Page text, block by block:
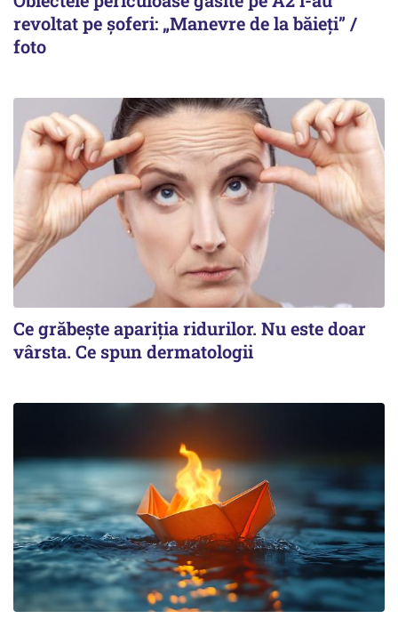
revoltat pe șoferi: „Manevre de la băieți” /
foto
Ce grăbește apariția ridurilor. Nu este doar
vârsta. Ce spun dermatologii